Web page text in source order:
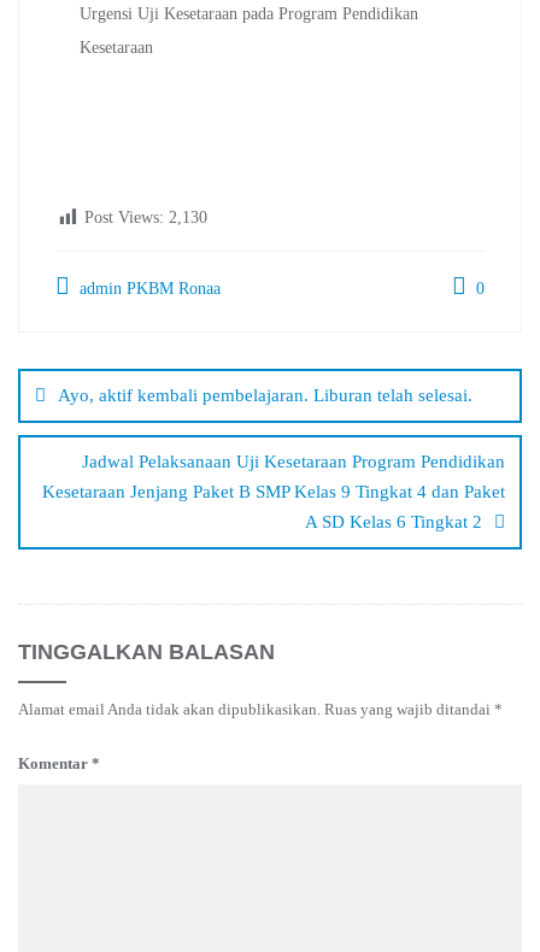
Urgensi Uji Kesetaraan pada Program Pendidikan
Kesetaraan
Post Views: 2,130
admin PKBM Ronaa 0
pos
Ayo, aktif kembali pembelajaran. Liburan telah selesai.
Jadwal Pelaksanaan Uji Kesetaraan Program Pendidikan
Kesetaraan Jenjang Paket B SMP Kelas 9 Tingkat 4 dan Paket
A SD Kelas 6 Tingkat 2
TINGGALKAN BALASAN
Alamat email Anda tidak akan dipublikasikan. Ruas yang wajib ditandai *
Komentar *